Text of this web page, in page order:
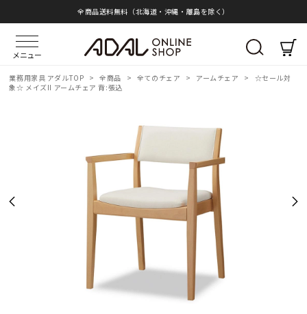
全商品送料無料（北海道・沖縄・離島を除く）
メニュー
業務用家具 アダルTOP > 全商品 > 全てのチェア > アームチェア >
☆セール対
象☆ メイズII アームチェア 背:張込